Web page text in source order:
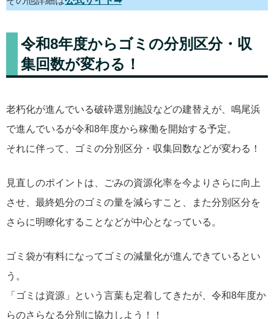
令和8年度からゴミの分別区分・収
集回数が変わる！
老朽化が進んでいる破砕選別施設などの建替えが、鳴尾浜
で進んでいるが令和8年度から稼働を開始する予定。
それに伴って、ゴミの分別区分・収集回数などが変わる！
見直しのポイントは、ごみの資源化率を今よりさらに向上
させ、最終処分のゴミの量を減らすこと、また分別区分を
さらに明瞭化することなどが中心となっている。
ゴミ袋が有料になってゴミの減量化が進んできているとい
う。
「ゴミは資源」という言葉も定着してきたが、令和8年度か
らのさらなる分別に協力しよう！！